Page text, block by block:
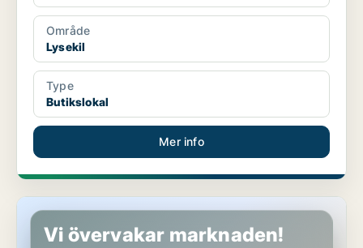
Område
Lysekil
Type
Butikslokal
Mer info
Butikslokal i Lysekil
Vi övervakar marknaden!